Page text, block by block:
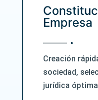
Empresa
Creación
sociedad,
jurídica